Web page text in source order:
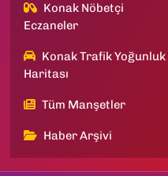
Konak Nöbetçi
Eczaneler
Konak Trafik Yoğunluk
Haritası
Tüm Manşetler
Haber Arşivi